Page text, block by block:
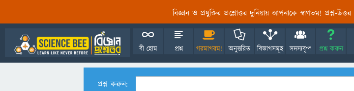
বিজ্ঞান ও প্রযুক্তির প্রশ্নোত্তর দুনিয়ায় আপনাকে স্বাগতম! প্রশ্ন-
বী হোম প্রশ্ন গরমাগরম! অনুত্তরিত বিভাগসমূহ সদস্যবৃন্দ প্রশ্ন করুন
প্রশ্ন করুন: